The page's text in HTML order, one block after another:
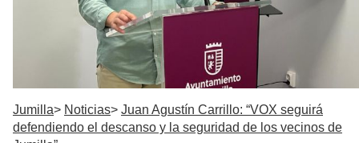
Jumilla Noticias
Juan Agustín Carrillo: “VOX seguirá
defendiendo el descanso y la seguridad de los vecinos de